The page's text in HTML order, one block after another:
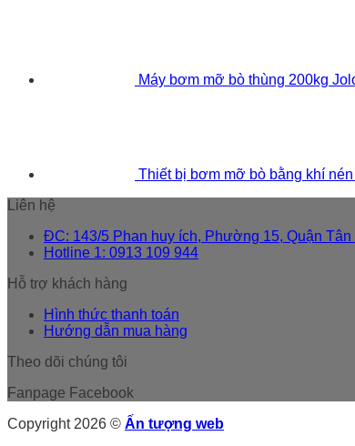
Máy bơm mỡ bò thùng 200kg
Thiết bị bơm mỡ bò bằng khí
Liên hệ
ĐC: 143/5 Phan huy ích, Phường 15, Quận Tân
Hotline 1: 0913 109 944
Hỗ trợ khách hàng
Hình thức thanh toán
Hướng dẫn mua hàng
Theo dõi chúng tôi
Fanpage Facebook
Copyright 2026 © Ấn tượng web